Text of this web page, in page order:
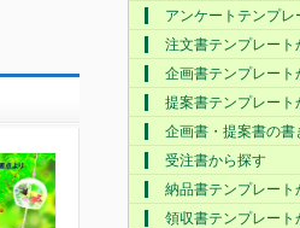
アンケートテンプレ
注文書テンプレート
企画書テンプレート
提案書テンプレート
企画書・提案書の
受注書から探す
納品書テンプレート
領収書テンプレート